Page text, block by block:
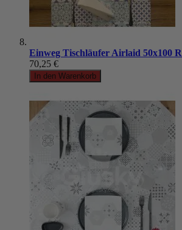
Einweg Tischläufer Airlaid 50x100
70,25 €
In den Warenkorb